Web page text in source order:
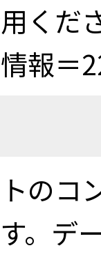
くだ
報＝
のコ
。デ